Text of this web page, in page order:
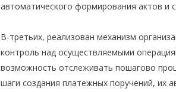
автоматического формирования актов и
В-третьих, реализован механизм
контроль над осуществляемыми
возможность отслеживать пошагово
шаги создания платежных поручений, их